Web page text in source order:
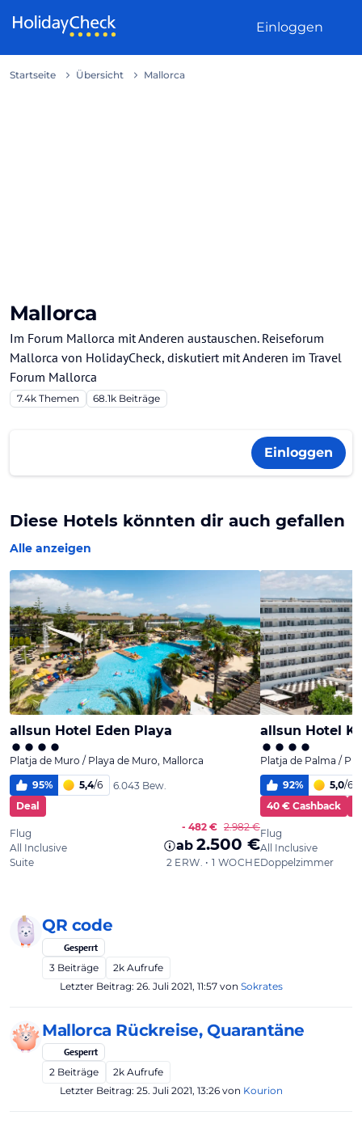
Einloggen
Startseite Übersicht Mallorca
Mallorca
Im Forum Mallorca mit Anderen austauschen. Reiseforum
Mallorca von HolidayCheck, diskutiert mit Anderen im Travel
Forum Mallorca
7.4k Themen 68.1k Beiträge
Einloggen
QR code
Gesperrt
3 Beiträge 2k Aufrufe
Letzter Beitrag: 26. Juli 2021, 11:57 von Sokrates
Mallorca Rückreise, Quarantäne
Gesperrt
2 Beiträge 2k Aufrufe
Letzter Beitrag: 25. Juli 2021, 13:26 von Kourion